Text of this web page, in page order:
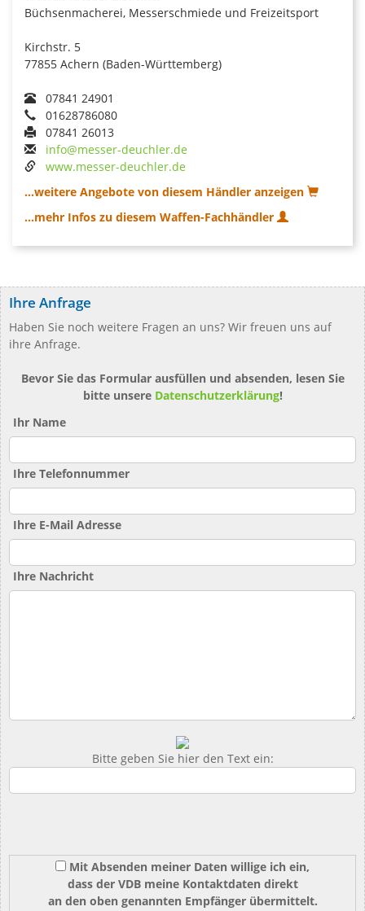
Büchsenmacherei, Messerschmiede und Freizeitsport
Kirchstr. 5
77855 Achern (Baden-Württemberg)
07841 24901
01628786080
07841 26013
info@messer-deuchler.de
www.messer-deuchler.de
...weitere Angebote von diesem Händler anzeigen
...mehr Infos zu diesem Waffen-Fachhändler
Ihre Anfrage
Haben Sie noch weitere Fragen an uns? Wir freuen uns auf
ihre Anfrage.
Bevor Sie das Formular ausfüllen und absenden, lesen Sie
bitte unsere Datenschutzerklärung!
Ihr Name
Ihre Telefonnummer
Ihre E-Mail Adresse
Ihre Nachricht
Bitte geben Sie hier den Text ein:
Mit Absenden meiner Daten willige ich ein,
dass der VDB meine Kontaktdaten direkt
an den oben genannten Empfänger übermittelt.